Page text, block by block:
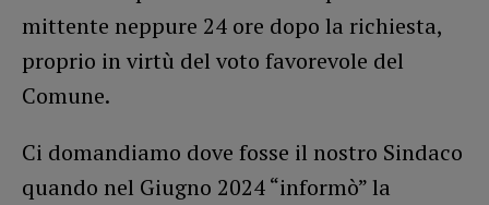
mittente neppure 24 ore dopo la richiesta,
proprio in virtù del voto favorevole del
Comune.
Ci domandiamo dove fosse il nostro Sindaco
quando nel Giugno 2024 “informò” la